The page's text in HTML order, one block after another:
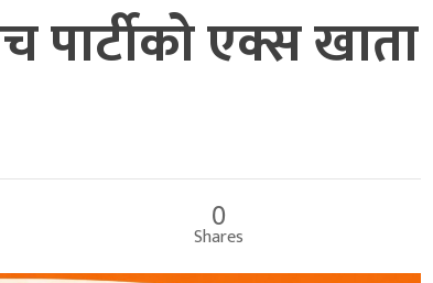
एक्स खाता
0
Shares